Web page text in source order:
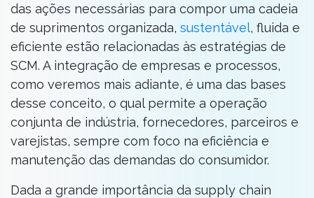
das ações necessárias para compor uma cadeia
de suprimentos organizada, sustentável, fluida e
eficiente estão relacionadas às estratégias de
SCM. A integração de empresas e processos,
como veremos mais adiante, é uma das bases
desse conceito, o qual permite a operação
conjunta de indústria, fornecedores, parceiros e
varejistas, sempre com foco na eficiência e
manutenção das demandas do consumidor.
Dada a grande importância da supply chain